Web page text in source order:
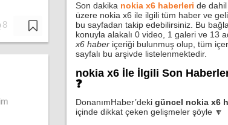
8
Son dakika nokia x6 haberleri de
üzere nokia x6 ile ilgili tüm haber ve
bu sayfadan takip edebilirsiniz. Bu
konuyla alakalı 0 video, 1 galeri ve 13
x6 haber içeriği bulunmuş olup, tüm
sayfalı bu arşivde listelenmektedir.
nokia x6 İle İlgili Son
❓
DonanımHaber’deki güncel nokia x6
içinde dikkat çeken gelişmeler şöyle 🔽